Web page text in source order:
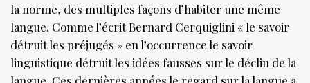
la norme, des multiples façons d’habiter une même
langue. Comme l’écrit Bernard Cerquiglini « le savoir
détruit les préjugés » en l’occurrence le savoir
linguistique détruit les idées fausses sur le déclin de la